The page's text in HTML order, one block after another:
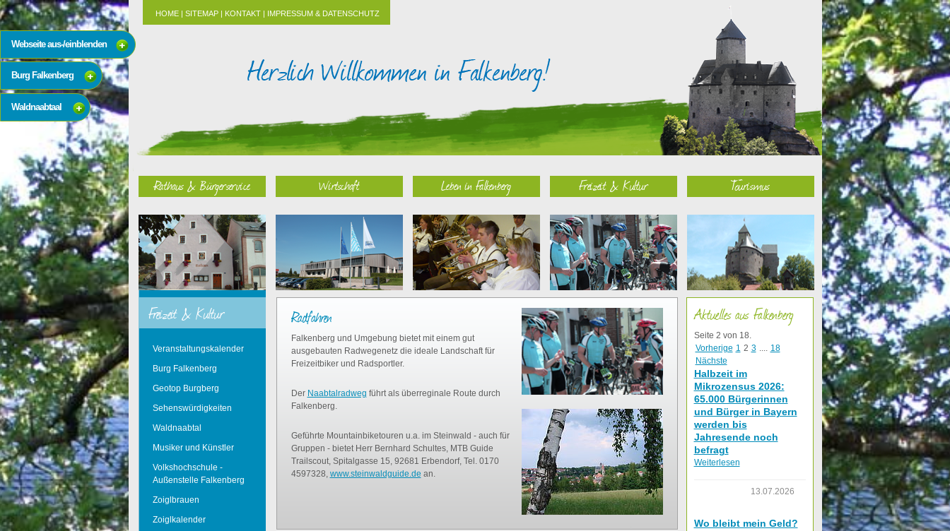
HOME| SITEMAP| KONTAKT| IMPRESSUM & DATENSCHUTZ
Rathaus & Bürgerservice Wirtschaft Leben in Falkenberg Freizeit & Kultur Tourismus
Freizeit & Kultur
Veranstaltungskalender
Burg Falkenberg
Geotop Burgberg
Sehenswürdigkeiten
Waldnaabtal
Musiker und Künstler
Volkshochschule -
Außenstelle Falkenberg
Zoiglbrauen
Zoiglkalender
Radfahren
Falkenberg und Umgebung bietet mit einem gut
ausgebauten Radwegenetz die ideale Landschaft für
Freizeitbiker und Radsportler.
Der Naabtalradweg führt als überreginale Route durch
Falkenberg.
Geführte Mountainbiketouren u.a. im Steinwald - auch für
Gruppen - bietet Herr Bernhard Schultes, MTB Guide
Trailscout, Spitalgasse 15, 92681 Erbendorf, Tel. 0170
4597328, www.steinwaldguide.de an.
Aktuelles aus Falkenberg
Seite 2 von 18.
Vorherige 1 2 3 .... 18
Nächste
Halbzeit im
Mikrozensus 2026:
65.000 Bürgerinnen
und Bürger in Bayern
werden bis
Jahresende noch
befragt
Weiterlesen
13.07.2026
Wo bleibt mein Geld?
Webseite aus-/einblenden
Burg Falkenberg
Waldnaabtaal